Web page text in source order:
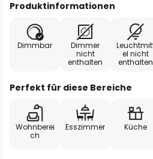
Produktinformationen
Dimmbar
Dimmer
nicht
enthalten
el nicht
enthalten
Perfekt für diese Bereiche
Wohnberei
ch
Esszimmer Küche